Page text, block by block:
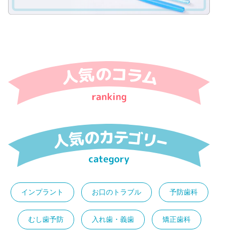
インプラント お口のトラブル 予防歯科
むし歯予防 入れ歯・義歯 矯正歯科